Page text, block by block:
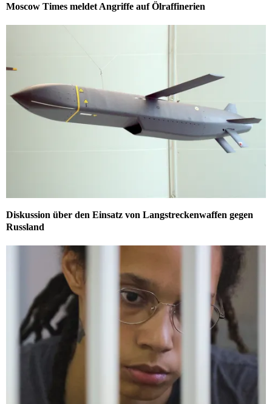
Moscow Times meldet Angriffe auf Ölraffinerien
Diskussion über den Einsatz von Langstreckenwaffen gegen
Russland